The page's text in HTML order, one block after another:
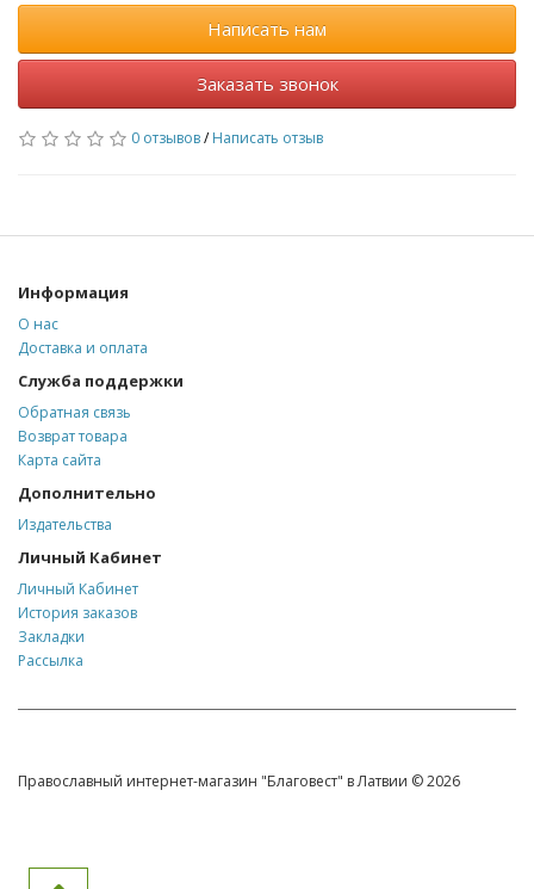
Написать нам
Заказать звонок
0 отзывов/Написать отзыв
Информация
О нас
Доставка и оплата
Служба поддержки
Обратная связь
Возврат товара
Карта сайта
Дополнительно
Издательства
Личный Кабинет
Личный Кабинет
История заказов
Закладки
Рассылка
Православный интернет-магазин "Благовест" в Латвии © 2026